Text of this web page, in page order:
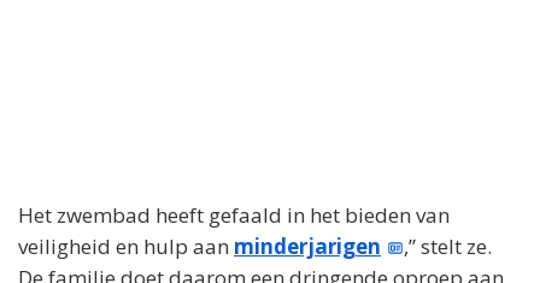
Het zwembad heeft gefaald in het bieden van
veiligheid en hulp aan minderjarigen
,” stelt ze.